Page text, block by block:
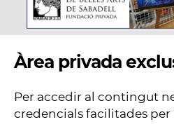
Àrea privada
Per accedir al contingut
credencials facilitades